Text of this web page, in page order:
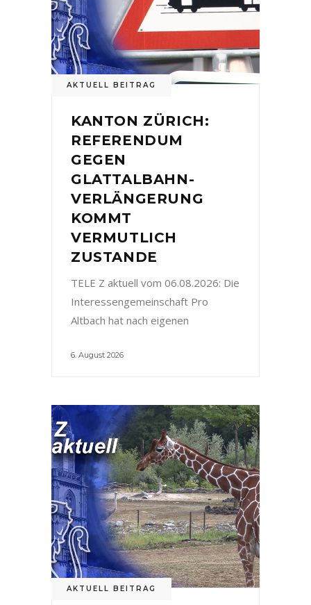
AKTUELL BEITRAG
KANTON ZÜRICH:
REFERENDUM
GEGEN
GLATTALBAHN-
VERLÄNGERUNG
KOMMT
VERMUTLICH
ZUSTANDE
TELE Z aktuell vom 06.08.2026: Die
Interessengemeinschaft Pro
Altbach hat nach eigenen
6. August 2026
AKTUELL BEITRAG